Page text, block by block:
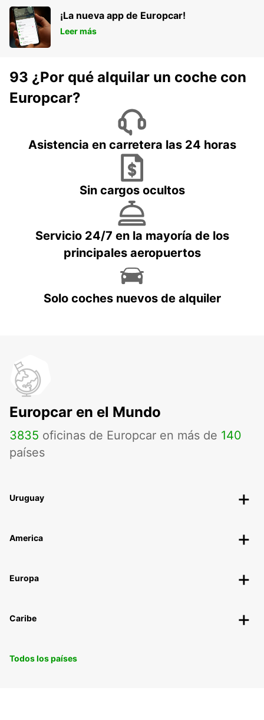
¡La nueva app de Europcar!
Leer más
93 ¿Por qué alquilar un coche con
Europcar?
Asistencia en carretera las 24 horas
Sin cargos ocultos
Servicio 24/7 en la mayoría de los
principales aeropuertos
Solo coches nuevos de alquiler
Europcar en el Mundo
3835 oficinas de Europcar en más de 140
países
Uruguay
America
Europa
Caribe
Todos los países